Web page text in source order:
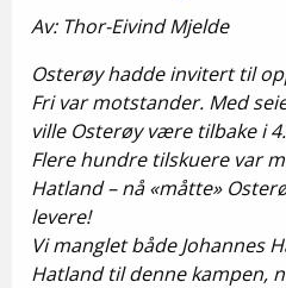
Av: Thor-Eivind Mjelde
Osterøy hadde invitert til
Fri var motstander. Med
ville Osterøy være tilbake i
Flere hundre tilskuere var
Hatland – nå «måtte»
levere!
Vi manglet både Johannes
Hatland til denne kampen,